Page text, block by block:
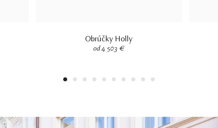
Obrúčky Holly
od 4 503 €
1 2 3 4 5 6 7 8 9 10